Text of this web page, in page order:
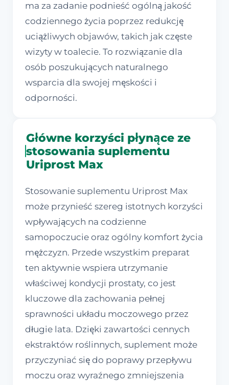
ma za zadanie podnieść ogólną jakość
codziennego życia poprzez redukcję
uciążliwych objawów, takich jak częste
wizyty w toalecie. To rozwiązanie dla
osób poszukujących naturalnego
wsparcia dla swojej męskości i
odporności.
Główne korzyści płynące ze
stosowania suplementu
Uriprost Max
Stosowanie suplementu Uriprost Max
może przynieść szereg istotnych korzyści
wpływających na codzienne
samopoczucie oraz ogólny komfort życia
mężczyzn. Przede wszystkim preparat
ten aktywnie wspiera utrzymanie
właściwej kondycji prostaty, co jest
kluczowe dla zachowania pełnej
sprawności układu moczowego przez
długie lata. Dzięki zawartości cennych
ekstraktów roślinnych, suplement może
przyczyniać się do poprawy przepływu
moczu oraz wyraźnego zmniejszenia